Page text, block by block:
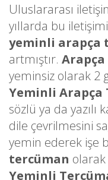
Uluslararası
yıllarda bu
yeminli arapça
artmıştır.
yeminsiz olarak 2
Yeminli Arapça
sözlü ya da yazılı
dile çevrilmesini
yemin ederek işe
tercüman olarak
Yeminli